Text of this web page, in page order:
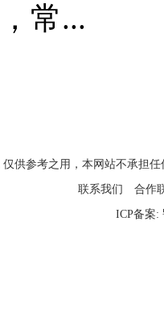
常...
供参考之用，本网站不承担
联系我们 合作
ICP备案: